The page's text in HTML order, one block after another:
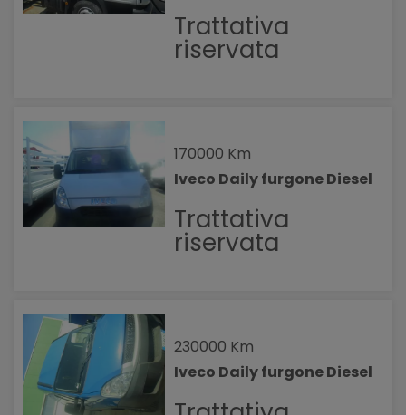
Trattativa
riservata
170000 Km
Iveco Daily furgone Diesel
Trattativa
riservata
230000 Km
Iveco Daily furgone Diesel